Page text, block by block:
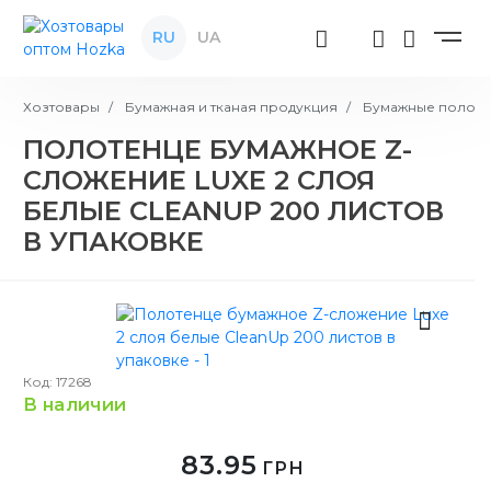
RU UA
Хозтовары Бумажная и тканая продукция Бумажные
ПОЛОТЕНЦЕ БУМАЖНОЕ Z-
СЛОЖЕНИЕ LUXE 2 СЛОЯ
БЕЛЫЕ CLEANUP 200 ЛИСТОВ
В УПАКОВКЕ
Код: 17268
в наличии
83.95 ГРН